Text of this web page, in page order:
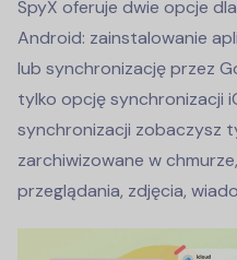
SpyX oferuje dwie opcje
Android: zainstalowanie
lub synchronizację przez
tylko opcję synchronizacji
synchronizacji zobaczysz
zarchiwizowane w
przeglądania, zdjęcia,